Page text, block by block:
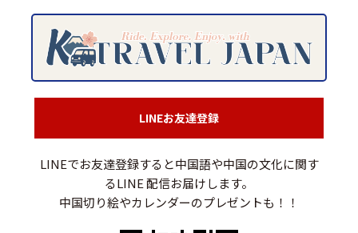
LINEお友達登録
LINEでお友達登録すると中国語や中国の文化に関す
るLINE 配信お届けします。
中国切り絵やカレンダーのプレゼントも！！